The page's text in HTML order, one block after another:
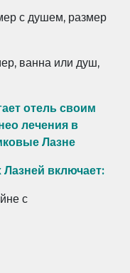
с душем, размер
ванна или душ,
отель своим
лечения в
Лазне
включает:
с